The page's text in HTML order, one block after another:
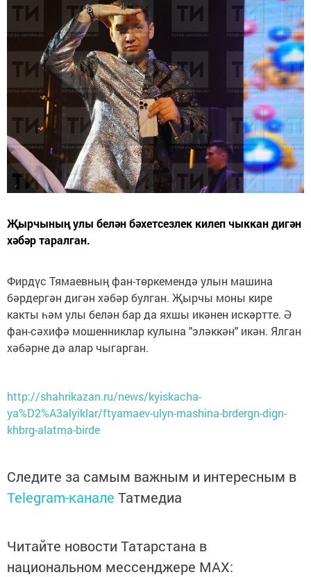
Җырчының улы белән бәхетсезлек килеп чыккан дигән
хәбәр таралган.
Фирдүс Тямаевның фан-төркемендә улын машина
бәрдергән дигән хәбәр булган. Җырчы моны кире
какты һәм улы белән бар да яхшы икәнен искәртте. Ә
фан-сәхифә мошенниклар кулына "эләккән" икән. Ялган
хәбәрне дә алар чыгарган.
http://shahrikazan.ru/news/kyiskacha-
ya%D2%A3alyiklar/ftyamaev-ulyn-mashina-brdergn-dign-
khbrg-alatma-birde
Следите за самым важным и интересным в
Telegram-канале Татмедиа
Читайте новости Татарстана в
национальном мессенджере MАХ: